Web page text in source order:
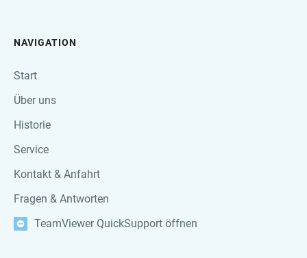
NAVIGATION
Start
Über uns
Historie
Service
Kontakt & Anfahrt
Fragen & Antworten
TeamViewer QuickSupport öffnen